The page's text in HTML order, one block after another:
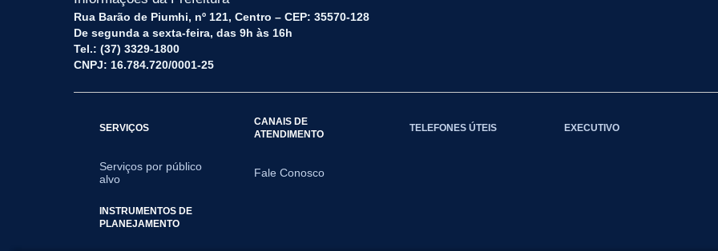
Rua Barão de Piumhi, nº 121, Centro – CEP: 35570-128
De segunda a sexta-feira, das 9h às 16h
Tel.: (37) 3329-1800
CNPJ: 16.784.720/0001-25
SERVIÇOS
Serviços por público
alvo
CANAIS DE
ATENDIMENTO
Fale Conosco
TELEFONES ÚTEIS EXECUTIVO
INSTRUMENTOS DE
PLANEJAMENTO